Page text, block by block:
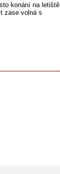
konání na letiště
zase volná s